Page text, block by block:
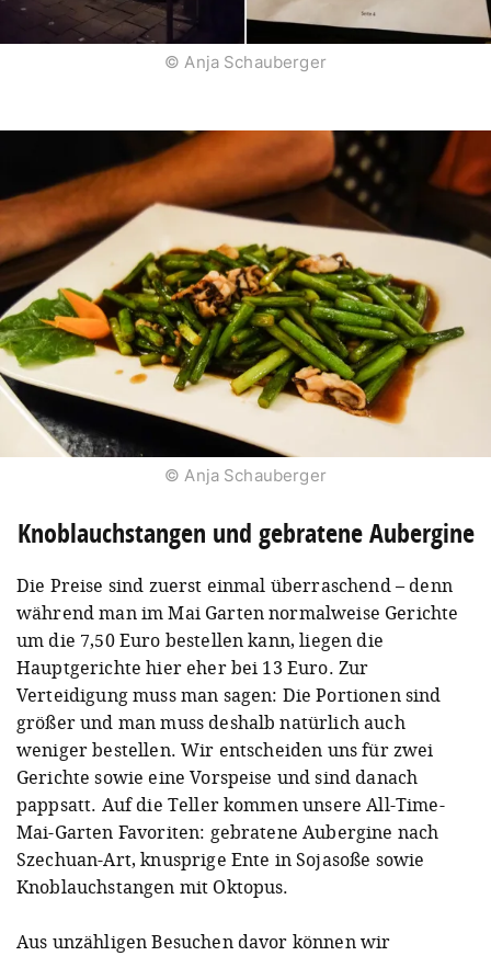
© Anja Schauberger
© Anja Schauberger
Knoblauchstangen und gebratene Aubergine
Die Preise sind zuerst einmal überraschend – denn
während man im Mai Garten normalweise Gerichte
um die 7,50 Euro bestellen kann, liegen die
Hauptgerichte hier eher bei 13 Euro. Zur
Verteidigung muss man sagen: Die Portionen sind
größer und man muss deshalb natürlich auch
weniger bestellen. Wir entscheiden uns für zwei
Gerichte sowie eine Vorspeise und sind danach
pappsatt. Auf die Teller kommen unsere All-Time-
Mai-Garten Favoriten: gebratene Aubergine nach
Szechuan-Art, knusprige Ente in Sojasoße sowie
Knoblauchstangen mit Oktopus.
Aus unzähligen Besuchen davor können wir